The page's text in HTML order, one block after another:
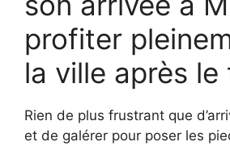
profiter
la ville après le
Rien de plus frustrant que
et de galérer pour poser les